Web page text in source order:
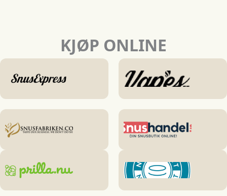
KJØP ONLINE